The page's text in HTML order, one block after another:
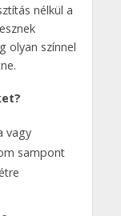
nélkül a
olyan színnel
vagy
sampont